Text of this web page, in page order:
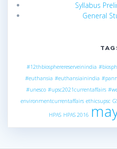
Syllabus
General
#12thbiospherereserveinindia
#euthansia #euthansiainindia
#unesco #upsc2021currentaffairs
environmentcurrentaffairs ethicsupsc
HPAS HPAS 2016